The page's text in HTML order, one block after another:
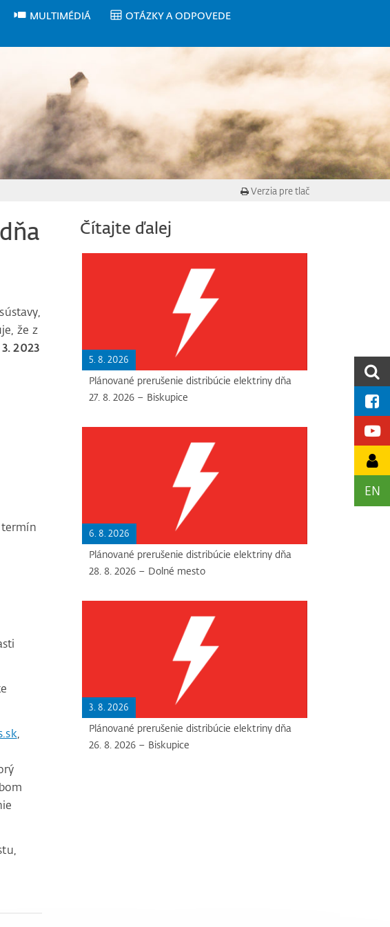
MULTIMÉDIÁ
OTÁZKY A ODPOVEDE
EN
Verzia pre tlač
že z
2023
termín
,
Čítajte ďalej
5. 8. 2026
Plánované prerušenie distribúcie elektriny dňa
27. 8. 2026 – Biskupice
6. 8. 2026
Plánované prerušenie distribúcie elektriny dňa
28. 8. 2026 – Dolné mesto
3. 8. 2026
Plánované prerušenie distribúcie elektriny dňa
26. 8. 2026 – Biskupice